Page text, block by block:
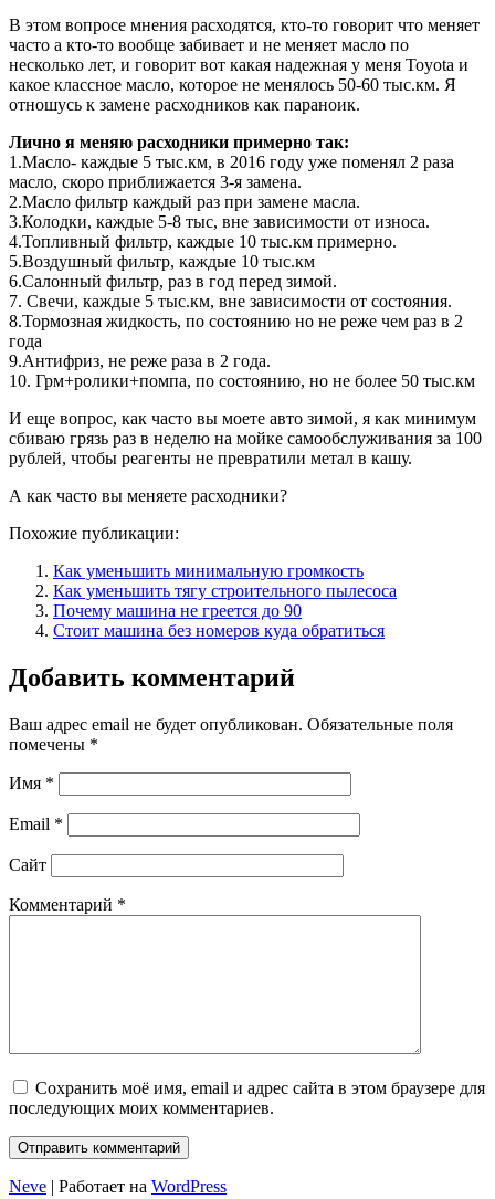
В этом вопросе мнения расходятся, кто-то говорит что меняет
часто а кто-то вообще забивает и не меняет масло по
несколько лет, и говорит вот какая надежная у меня Toyota и
какое классное масло, которое не менялось 50-60 тыс.км. Я
отношусь к замене расходников как параноик.
Лично я меняю расходники примерно так:
1.Масло- каждые 5 тыс.км, в 2016 году уже поменял 2 раза
масло, скоро приближается 3-я замена.
2.Масло фильтр каждый раз при замене масла.
3.Колодки, каждые 5-8 тыс, вне зависимости от износа.
4.Топливный фильтр, каждые 10 тыс.км примерно.
5.Воздушный фильтр, каждые 10 тыс.км
6.Салонный фильтр, раз в год перед зимой.
7. Свечи, каждые 5 тыс.км, вне зависимости от состояния.
8.Тормозная жидкость, по состоянию но не реже чем раз в 2
года
9.Антифриз, не реже раза в 2 года.
10. Грм+ролики+помпа, по состоянию, но не более 50 тыс.км
И еще вопрос, как часто вы моете авто зимой, я как минимум
сбиваю грязь раз в неделю на мойке самообслуживания за 100
рублей, чтобы реагенты не превратили метал в кашу.
А как часто вы меняете расходники?
Похожие публикации:
Как уменьшить минимальную громкость
Как уменьшить тягу строительного пылесоса
Почему машина не греется до 90
Стоит машина без номеров куда обратиться
Добавить комментарий
Ваш адрес email не будет опубликован. Обязательные поля
помечены *
Имя *
Email *
Сайт
Комментарий *
Сохранить моё имя, email и адрес сайта в этом браузере для
последующих моих комментариев.
Neve | Работает на WordPress